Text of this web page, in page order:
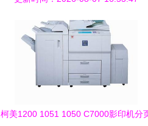
柯美1200 1051 1050 C7000影印机分